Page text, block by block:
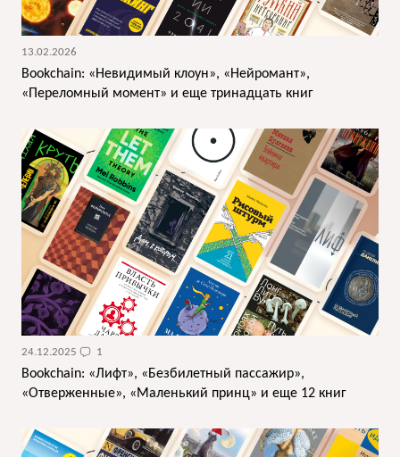
13.02.2026
Bookchain: «Невидимый клоун», «Нейромант»,
«Переломный момент» и еще тринадцать книг
24.12.2025 1
Bookchain: «Лифт», «Безбилетный пассажир»,
«Отверженные», «Маленький принц» и еще 12 книг